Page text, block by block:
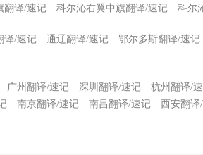
翻译/速记 科尔沁右翼中旗翻译/速记 科尔
译/速记 通辽翻译/速记 鄂尔多斯翻译/速记
广州翻译/速记 深圳翻译/速记 杭州翻译/
南京翻译/速记 南昌翻译/速记 西安翻译